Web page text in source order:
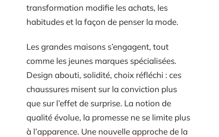
transformation modifie les achats, les
habitudes et la façon de penser la mode.
Les grandes maisons s’engagent, tout
comme les jeunes marques spécialisées.
Design abouti, solidité, choix réfléchi : ces
chaussures misent sur la conviction plus
que sur l’effet de surprise. La notion de
qualité évolue, la promesse ne se limite plus
à l’apparence. Une nouvelle approche de la